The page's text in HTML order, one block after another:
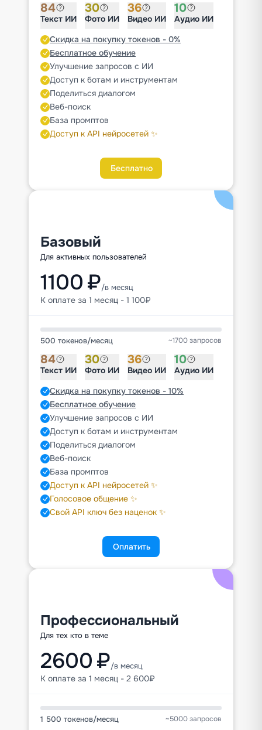
84
Текст ИИ
30
Фото ИИ
36
Видео ИИ
10
Аудио ИИ
Скидка на покупку токенов - 0%
Бесплатное обучение
Улучшение запросов с ИИ
Доступ к ботам и инструментам
Поделиться диалогом
Веб-поиск
База промптов
Доступ к API нейросетей ✨
Бесплатно
Базовый
Для активных пользователей
1100 ₽/в месяц
К оплате за 1 месяц - 1 100₽
500 токенов/месяц ~1700 запросов
84
Текст ИИ
30
Фото ИИ
36
Видео ИИ
10
Аудио ИИ
Скидка на покупку токенов - 10%
Бесплатное обучение
Улучшение запросов с ИИ
Доступ к ботам и инструментам
Поделиться диалогом
Веб-поиск
База промптов
Доступ к API нейросетей ✨
Голосовое общение ✨
Свой API ключ без наценок ✨
Оплатить
Профессиональный
Для тех кто в теме
2600 ₽/в месяц
К оплате за 1 месяц - 2 600₽
1 500 токенов/месяц ~5000 запросов